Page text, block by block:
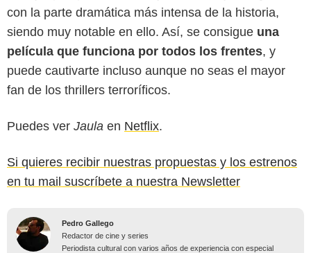
con la parte dramática más intensa de la historia,
siendo muy notable en ello. Así, se consigue una
película que funciona por todos los frentes, y
puede cautivarte incluso aunque no seas el mayor
fan de los thrillers terroríficos.
Puedes ver Jaula en Netflix.
Si quieres recibir nuestras propuestas y los estrenos
en tu mail suscríbete a nuestra Newsletter
Pedro Gallego
Redactor de cine y series
Periodista cultural con varios años de experiencia con especial